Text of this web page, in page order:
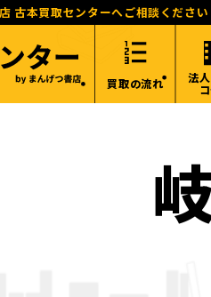
古本買取センターへご相談くださ
買取の流れ
法